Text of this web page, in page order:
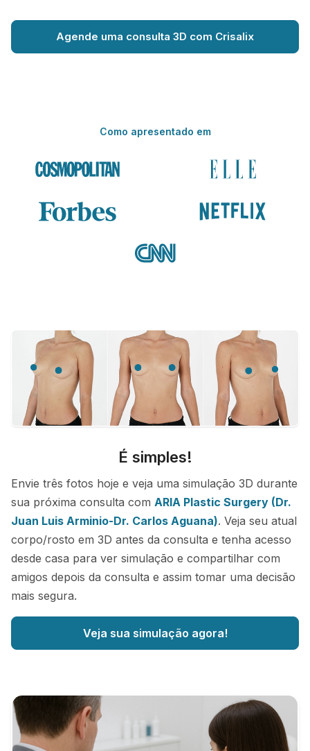
Agende uma consulta 3D com Crisalix
Como apresentado em
É simples!
Envie três fotos hoje e veja uma simulação 3D durante
sua próxima consulta com ARIA Plastic Surgery (Dr.
Juan Luis Arminio-Dr. Carlos Aguana). Veja seu atual
corpo/rosto em 3D antes da consulta e tenha acesso
desde casa para ver simulação e compartilhar com
amigos depois da consulta e assim tomar uma decisão
mais segura.
Veja sua simulação agora!